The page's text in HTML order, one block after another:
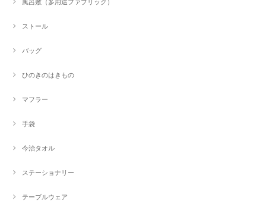
風呂敷（多用途ファブリック）
ストール
バッグ
ひのきのはきもの
マフラー
手袋
今治タオル
ステーショナリー
テーブルウェア